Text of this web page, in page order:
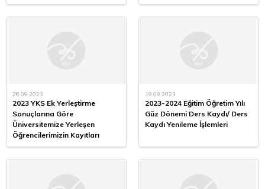
26.09.2023
2023 YKS Ek Yerleştirme
Sonuçlarına Göre
Üniversitemize Yerleşen
Öğrencilerimizin Kayıtları
19.09.2023
2023-2024 Eğitim Öğretim Yılı
Güz Dönemi Ders Kaydı/ Ders
Kaydı Yenileme İşlemleri